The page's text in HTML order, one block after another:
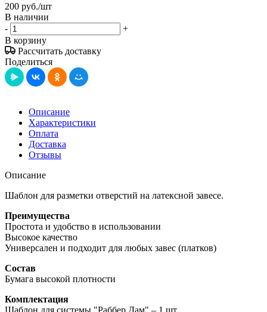
200 руб./шт
В наличии
-
+
В корзину
Рассчитать доставку
Поделиться
Описание
Характеристики
Оплата
Доставка
Отзывы
Описание
Шаблон для разметки отверстий на латексной завесе.
Преимущества
Простота и удобство в использовании
Высокое качество
Универсален и подходит для любых завес (платков)
Состав
Бумага высокой плотности
Комплектация
Шаблон для системы "Раббер Дам" – 1 шт.